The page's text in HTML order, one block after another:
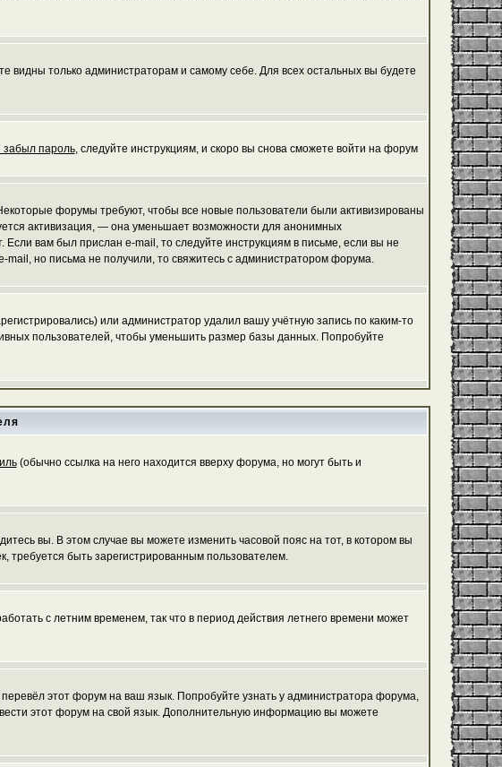
видны только администраторам и самому себе. Для всех остальных вы будете
забыл пароль, следуйте инструкциям, и скоро вы снова сможете войти на форум
форумы требуют, чтобы все новые пользователи были активизированы
активизация, — она уменьшает возможности для анонимных
вам был прислан e-mail, то следуйте инструкциям в письме, если вы не
но письма не получили, то свяжитесь с администратором форума.
или администратор удалил вашу учётную запись по каким-то
пользователей, чтобы уменьшить размер базы данных. Попробуйте
(обычно ссылка на него находится вверху форума, но могут быть и
вы. В этом случае вы можете изменить часовой пояс на тот, в котором вы
требуется быть зарегистрированным пользователем.
с летним временем, так что в период действия летнего времени может
этот форум на ваш язык. Попробуйте узнать у администратора форума,
этот форум на свой язык. Дополнительную информацию вы можете